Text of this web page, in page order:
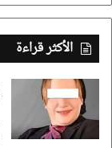
اللواء
أشرف
عبد
العزيز
جذور
العنف
الأسري
الأكثر قراءة